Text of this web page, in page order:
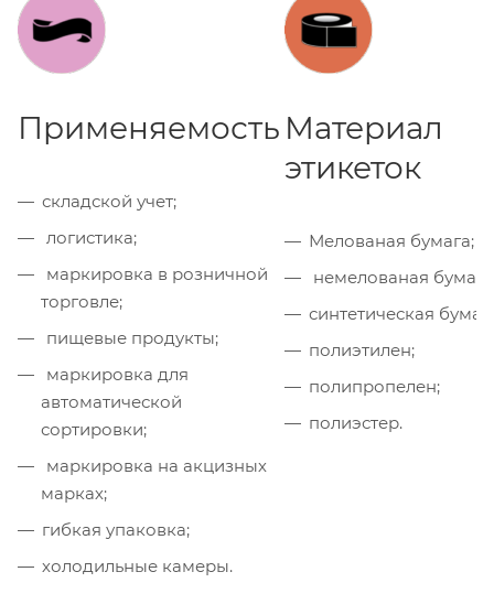
Применяемость
складской учет;
логистика;
торговле;
пищевые продукты;
автоматической
сортировки;
марках;
гибкая упаковка;
холодильные камеры.
Материал
этикеток
Мелованая бумага;
немелованая
синтетическая
полиэтилен;
полипропелен;
полиэстер.